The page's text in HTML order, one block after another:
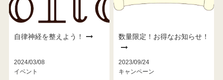
自律神経を整えよう！
2024/03/08
イベント
数量限定！お得なお知らせ！
2023/09/24
キャンペーン